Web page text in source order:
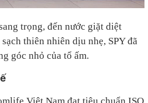
trọng, đến nước giặt diệt
thiên nhiên dịu nhẹ, SPY đã
góc nhỏ của tổ ấm.